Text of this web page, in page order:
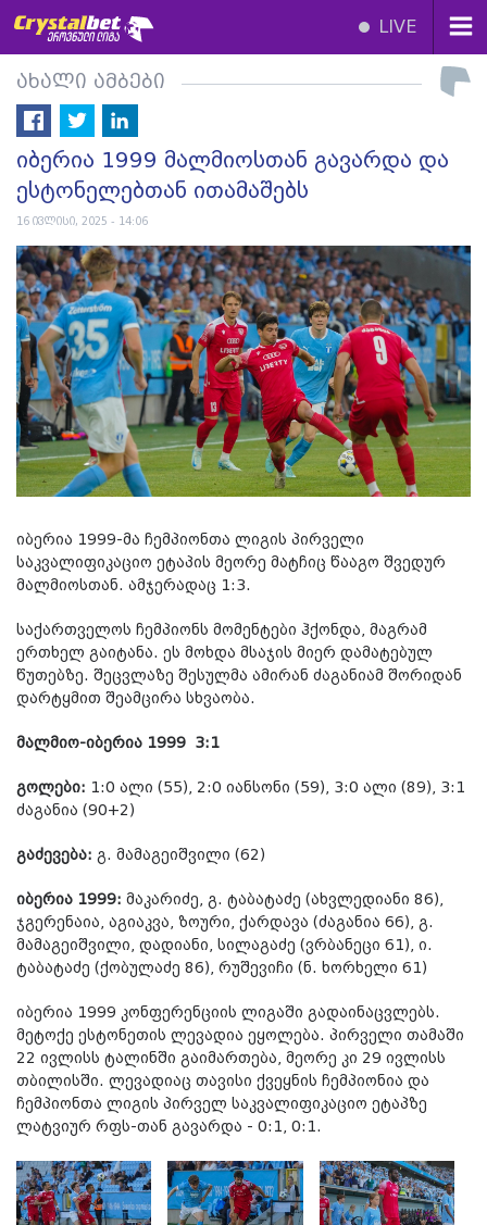
LIVE
ახალი ამბები
იბერია 1999 მალმიოსთან გავარდა და
ესტონელებთან ითამაშებს
16 ივლისი, 2025 - 14:06
იბერია 1999-მა ჩემპიონთა ლიგის პირველი
საკვალიფიკაციო ეტაპის მეორე მატჩიც წააგო შვედურ
მალმიოსთან. ამჯერადაც 1:3.
საქართველოს ჩემპიონს მომენტები ჰქონდა, მაგრამ
ერთხელ გაიტანა. ეს მოხდა მსაჯის მიერ დამატებულ
წუთებზე. შეცვლაზე შესულმა ამირან ძაგანიამ შორიდან
დარტყმით შეამცირა სხვაობა.
მალმიო-იბერია 1999 3:1
გოლები: 1:0 ალი (55), 2:0 იანსონი (59), 3:0 ალი (89), 3:1
ძაგანია (90+2)
გაძევება: გ. მამაგეიშვილი (62)
იბერია 1999: მაკარიძე, გ. ტაბატაძე (ახვლედიანი 86),
ჯგერენაია, აგიაკვა, ზოური, ქარდავა (ძაგანია 66), გ.
მამაგეიშვილი, დადიანი, სილაგაძე (ვრბანეცი 61), ი.
ტაბატაძე (ქობულაძე 86), რუშევიჩი (ნ. ხორხელი 61)
იბერია 1999 კონფერენციის ლიგაში გადაინაცვლებს.
მეტოქე ესტონეთის ლევადია ეყოლება. პირველი თამაში
22 ივლისს ტალინში გაიმართება, მეორე კი 29 ივლისს
თბილისში. ლევადიაც თავისი ქვეყნის ჩემპიონია და
ჩემპიონთა ლიგის პირველ საკვალიფიკაციო ეტაპზე
ლატვიურ რფს-თან გავარდა - 0:1, 0:1.